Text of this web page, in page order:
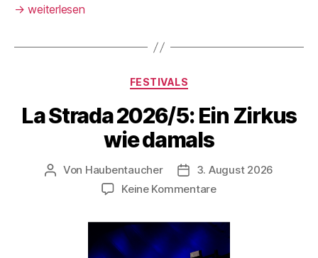
→ weiterlesen
Kategorien
FESTIVALS
La Strada 2026/5: Ein Zirkus
wie damals
Beitragsautor
Von Haubentaucher Veröffentlichungsdatum
3. August 2026
Keine Kommentarezu
Strada
2026/5:
Ein